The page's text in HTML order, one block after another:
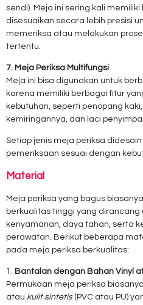
sendi). Meja ini sering kali
disesuaikan secara lebih presisi
memeriksa atau melakukan
tertentu.
7. Meja Periksa Multifungsi
Meja ini bisa digunakan untuk
karena memiliki berbagai fitur
kebutuhan, seperti penopang
kemiringannya, dan laci
Setiap jenis meja periksa
pemeriksaan sesuai dengan
Material
Meja periksa yang bagus
berkualitas tinggi yang dirancang
kenyamanan, daya tahan, serta
perawatan. Berikut beberapa
pada meja periksa berkualitas:
1. Bantalan dengan Bahan Vinyl
Permukaan meja periksa
atau kulit sintetis(PVC atau PU)